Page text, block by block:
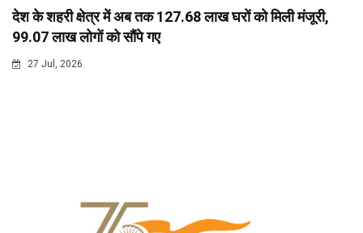
देश के शहरी क्षेत्र में अब तक 127.68 लाख घरों को मिली मंजूरी,
99.07 लाख लोगों को सौंपे गए
27 Jul, 2026